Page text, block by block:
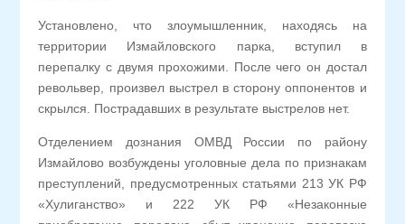
Установлено, что злоумышленник, находясь на
территории Измайловского парка, вступил в
перепалку с двумя прохожими. После чего он достал
револьвер, произвел выстрел в сторону оппонентов и
скрылся. Пострадавших в результате выстрелов нет.
Отделением дознания ОМВД России по району
Измайлово возбуждены уголовные дела по признакам
преступлений, предусмотренных статьями 213 УК РФ
«Хулиганство» и 222 УК РФ «Незаконные